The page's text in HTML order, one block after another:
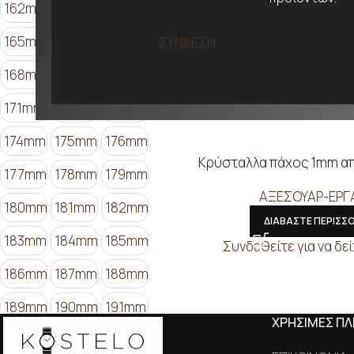
ΣΥΝΔΕΣΗ
162mm
165mm
168mm
171mm
172mm 173mm
174mm 175mm 176mm
177mm 178mm 179mm
180mm 181mm
182mm
183mm 184mm 185mm
186mm 187mm 188mm
189mm 190mm 191mm
192mm 193mm 194mm
Κρύσταλλα πάχος 1mm
ΑΞΕΣΟΥΑΡ-
ΔΙΑΒΑΣΤΕ
Συνδεθείτε για να
ΧΡΗΣΙΜΕΣ